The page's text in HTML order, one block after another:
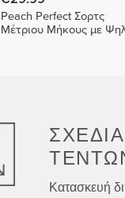
Peach Perfect Σορτς
Μέτριου Μήκους με
Κατασκευή